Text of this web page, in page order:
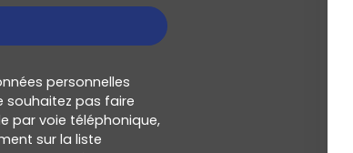
personnelles
souhaitez pas faire
par voie téléphonique,
sur la liste